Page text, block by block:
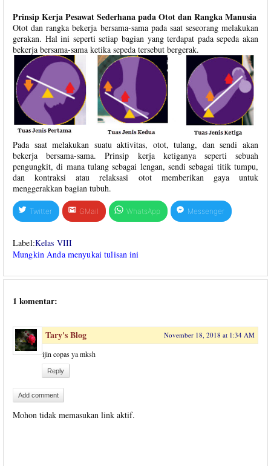
Prinsip Kerja Pesawat Sederhana pada Otot dan Rangka Manusia
Otot dan rangka bekerja bersama-sama pada saat seseorang melakukan
gerakan. Hal ini seperti setiap bagian yang terdapat pada sepeda akan
bekerja bersama-sama ketika sepeda tersebut bergerak.
Pada saat melakukan suatu aktivitas, otot, tulang, dan sendi akan
bekerja bersama-sama. Prinsip kerja ketiganya seperti sebuah
pengungkit, di mana tulang sebagai lengan, sendi sebagai titik tumpu,
dan kontraksi atau relaksasi otot memberikan gaya untuk
menggerakkan bagian tubuh.
Twitter GMail WhatsApp Messenger
Label:Kelas VIII
Mungkin Anda menyukai tulisan ini
1 komentar:
Tary's Blog November 18, 2018 at 1:34 AM
ijin copas ya mksh
Reply
Add comment
Mohon tidak memasukan link aktif.